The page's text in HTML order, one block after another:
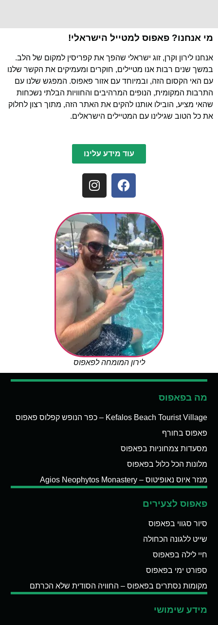
מי אנחנו? פאפוס למטייל הישראלי!
אנחנו לירון וקרן, זוג ישראלי שהפך את קפריסין למקום של הלב.
במשך שנים רבות אנו מטיילים, חוקרים ומעמיקים את הקשר שלנו
עם האי הקסום הזה, ובמיוחד עם אזור פאפוס. המפגש שלנו עם
התרבות המקומית, הנופים המרהיבים והחוויות הבלתי נשכחות
שהאי מציע, הובילו אותנו להקים את האתר הזה, מתוך רצון לחלוק
את כל הטוב שגילינו עם המטיילים הישראלים.
עוד מידע עלינו
לירון המומחה לפאפוס
מה בפאפוס
Kefalos Beach Tourist Village – כפר הנופש קפלוס פאפוס
פאפוס בחורף
מסעדות צמחוניות בפאפוס
מלונות הכל כלול בפאפוס
מנזר איוס נאופיטוס – Agios Neophytos Monastery
פאפוס לצעירים
סיור סגווי בפאפוס
שייט ללגונה הכחולה
חיי לילה בפאפוס
ספורט ימי בפאפוס
מקומות נסתרים בפאפוס – החוויה הסודית שלא הכרתם
מידע שימושי